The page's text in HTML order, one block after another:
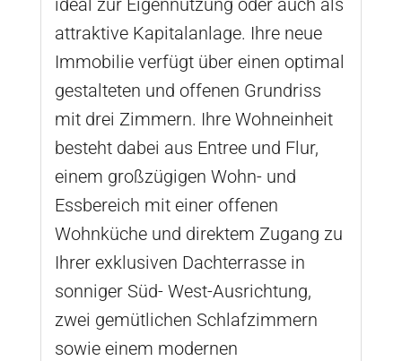
ideal zur Eigennutzung oder auch als
attraktive Kapitalanlage. Ihre neue
Immobilie verfügt über einen optimal
gestalteten und offenen Grundriss
mit drei Zimmern. Ihre Wohneinheit
besteht dabei aus Entree und Flur,
einem großzügigen Wohn- und
Essbereich mit einer offenen
Wohnküche und direktem Zugang zu
Ihrer exklusiven Dachterrasse in
sonniger Süd- West-Ausrichtung,
zwei gemütlichen Schlafzimmern
sowie einem modernen